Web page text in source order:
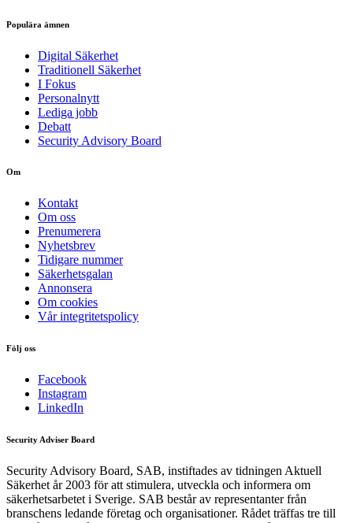
Populära ämnen
Digital Säkerhet
Traditionell Säkerhet
I Fokus
Personalnytt
Lediga jobb
Debatt
Security Advisory Board
Om
Kontakt
Om oss
Prenumerera
Nyhetsbrev
Tidigare nummer
Säkerhetsgalan
Annonsera
Om cookies
Vår integritetspolicy
Följ oss
Facebook
Instagram
LinkedIn
Security Adviser Board
Security Advisory Board, SAB, instiftades av tidningen Aktuell
Säkerhet år 2003 för att stimulera, utveckla och informera om
säkerhetsarbetet i Sverige. SAB består av representanter från
branschens ledande företag och organisationer. Rådet träffas tre till